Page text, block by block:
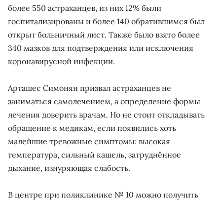
более 550 астраханцев, из них 12% были
госпитализированы и более 140 обратившимся был
открыт больничный лист. Также было взято более
340 мазков для подтверждения или исключения
коронавирусной инфекции.
Арташес Симонян призвал астраханцев не
заниматься самолечением, а определение формы
лечения доверить врачам. Но не стоит откладывать
обращение к медикам, если появились хоть
малейшие тревожные симптомы: высокая
температура, сильный кашель, затруднённое
дыхание, изнуряющая слабость.
В центре при поликлинике № 10 можно получить